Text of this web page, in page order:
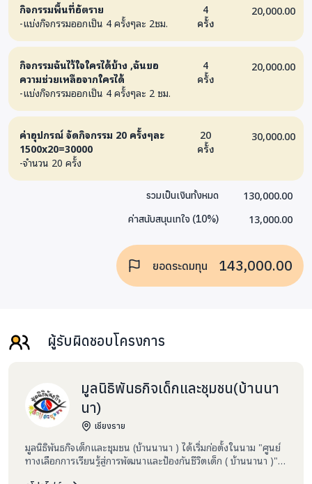
กิจกรรมพื้นที่อัตราย
-แบ่งกิจกรรมออกเป็น 4 ครั้งๆละ 2ชม.
4
ครั้ง
20,000.00
กิจกรรมฉันไว้ใจใครได้บ้าง ,ฉันขอ
ความช่วยเหลือจากใครได้
-แบ่งกิจกรรมออกเป็น 4 ครั้งๆละ 2 ชม.
4
ครั้ง
20,000.00
ค่าอุปกรณ์ จัดกิจกรรม 20 ครั้งๆละ
1500x20=30000
-จำนวน 20 ครั้ง
20
ครั้ง
30,000.00
รวมเป็นเงินทั้งหมด 130,000.00
ค่าสนับสนุนเทใจ (10%) 13,000.00
ยอดระดมทุน 143,000.00
ผู้รับผิดชอบโครงการ
มูลนิธิพันธกิจเด็กและชุมชน(บ้านนา
นา)
เชียงราย
มูลนิธิพันธกิจเด็กและชุมชน (บ้านนานา ) ได้เริ่มก่อตั้งในนาม "ศูนย์
ทางเลือกการเรียนรู้สู่การพัฒนาและป้องกันชีวิตเด็ก ( บ้านนานา )"